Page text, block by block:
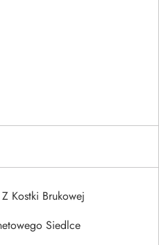
Kostki Brukowej
Siedlce